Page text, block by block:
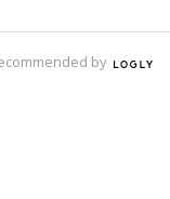
by